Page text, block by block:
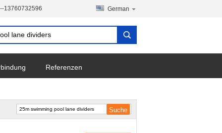
13760732596 German
Referenzen